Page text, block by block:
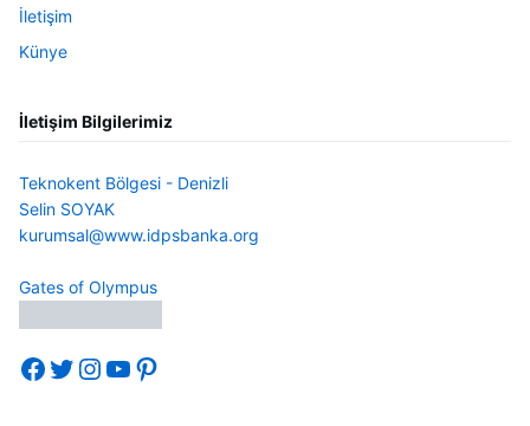
İletişim
Künye
İletişim Bilgilerimiz
Teknokent Bölgesi - Denizli
Selin SOYAK
kurumsal@www.idpsbanka.org
Gates of Olympus
Facebook
Twitter
Instagram
YouTube
Pinterest